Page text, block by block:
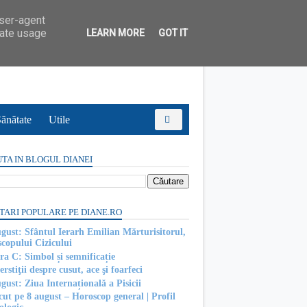
Utile
IN BLOGUL DIANEI
POPULARE PE DIANE.RO
Sfântul Ierarh Emilian Mărturisitorul,
Cizicului
C: Simbol și semnificație
despre cusut, ace şi foarfeci
Ziua Internațională a Pisicii
pe 8 august – Horoscop general | Profil
agent
usage
LEARN MORE GOT IT